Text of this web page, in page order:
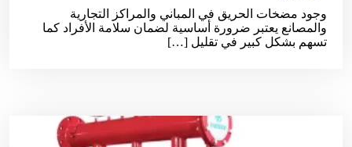
وجود مضخات الحريق في المباني والمراكز التجارية
والمصانع يعتبر ضرورة أساسية لضمان سلامة الأفراد كما
تسهم بشكل كبير في تقليل […]